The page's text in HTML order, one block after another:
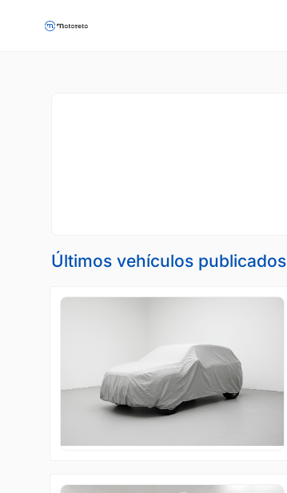
Últimos vehículos publicados